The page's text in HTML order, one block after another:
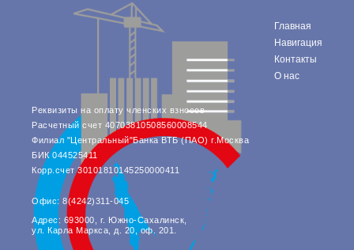
Реквизиты на оплату членских взносов
Расчетный счет 40703810508560008544
Филиал "Центральный"Банка ВТБ (ПАО) г.Москва
БИК 044525411
Корр.счет 30101810145250000411
Офис: 8(4242)311-045
Адрес: 693000, г. Южно-Сахалинск,
ул. Карла Маркса, д. 20, оф. 201.
Главная
Навигация
Контакты
О нас